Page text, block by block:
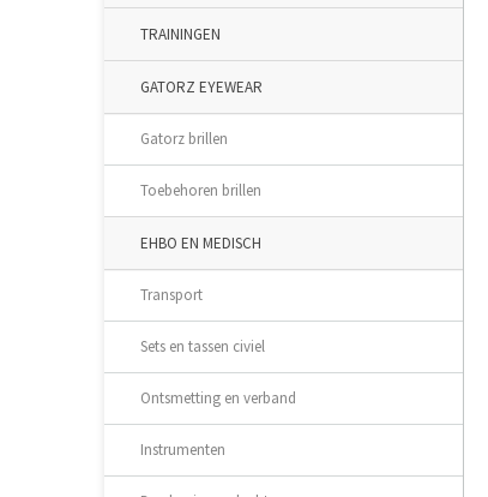
TRAININGEN
GATORZ EYEWEAR
Gatorz brillen
Toebehoren brillen
EHBO EN MEDISCH
Transport
Sets en tassen civiel
Ontsmetting en verband
Instrumenten